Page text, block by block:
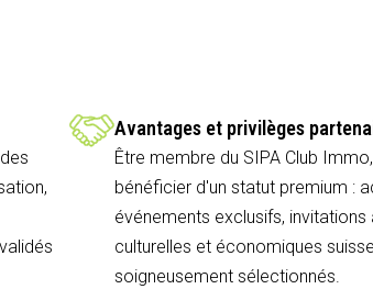
Avantages et privilèges
Être membre du SIPA Club
bénéficier d'un statut premium :
événements exclusifs,
culturelles et économiques
soigneusement sélectionnés.